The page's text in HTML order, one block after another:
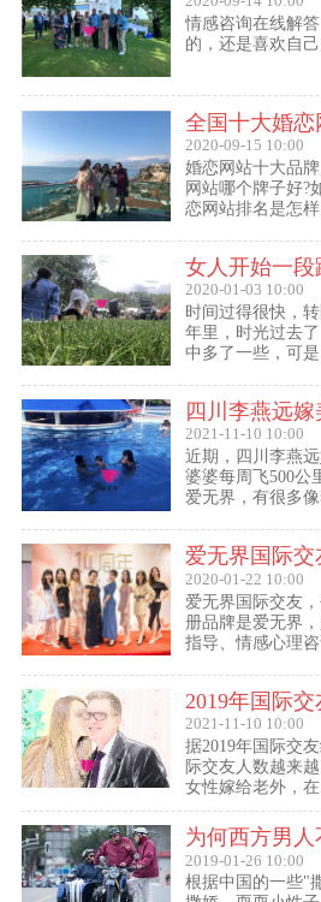
情感咨询在线解
的，还是喜欢自己
全国十大婚恋
2020-09-15 10:00
婚恋网站十大品
网站哪个牌子好?
恋网站排名是怎样
2020-01-03 10:00
时间过得很快，
年里，时光过去
中多了一些，可是
2021-11-10 10:00
近期，四川李燕
婆婆每周飞500公
爱无界，有很多
2020-01-22 10:00
爱无界国际交友
册品牌是爱无界
指导、情感心理咨
2021-11-10 10:00
据2019年国际交
际交友人数越来
女性嫁给老外，在
2019-01-26 10:00
根据中国的一些"